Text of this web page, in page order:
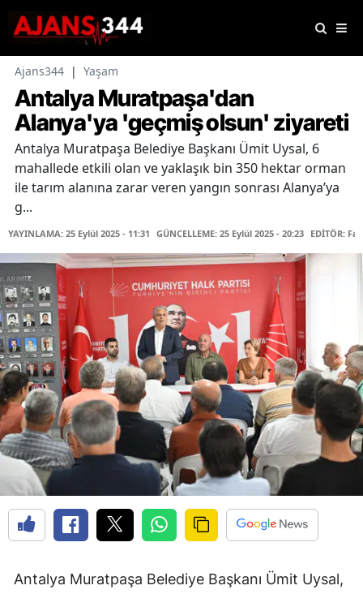
Ajans344 | Yaşam
Antalya Muratpaşa'dan
Alanya'ya 'geçmiş olsun' ziyareti
Antalya Muratpaşa Belediye Başkanı Ümit Uysal, 6
mahallede etkili olan ve yaklaşık bin 350 hektar orman
ile tarım alanına zarar veren yangın sonrası Alanya’ya
g...
YAYINLAMA: 25 Eylül 2025 - 11:31 GÜNCELLEME: 25 Eylül 2025 - 20:23 EDİTÖR:
Antalya Muratpaşa Belediye Başkanı Ümit Uysal,